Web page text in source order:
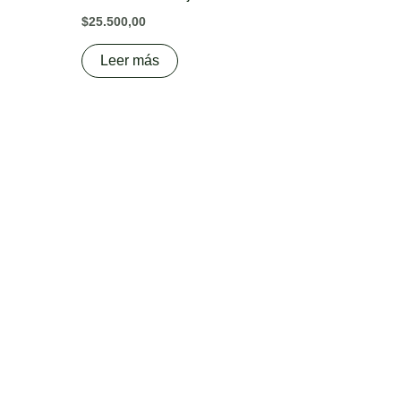
$25.500,00
Leer más